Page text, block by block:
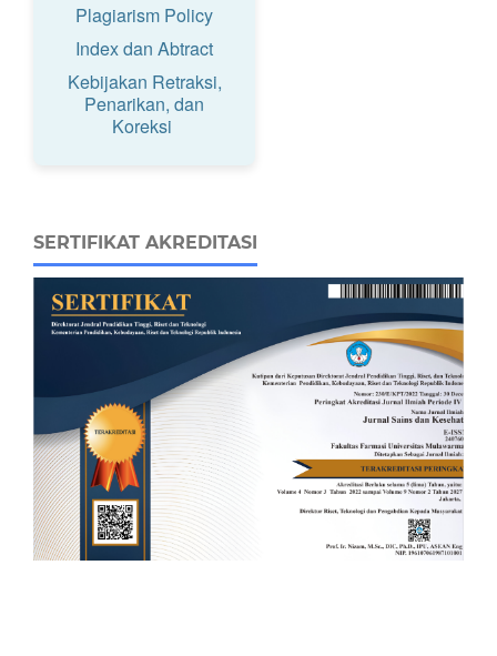
Plagiarism Policy
Index dan Abtract
Kebijakan Retraksi,
Penarikan, dan
Koreksi
SERTIFIKAT AKREDITASI